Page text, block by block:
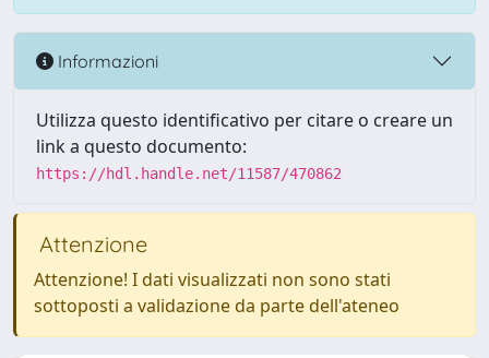
Informazioni
Utilizza questo identificativo per citare o creare un
link a questo documento:
https://hdl.handle.net/11587/470862
Attenzione
Attenzione! I dati visualizzati non sono stati
sottoposti a validazione da parte dell'ateneo